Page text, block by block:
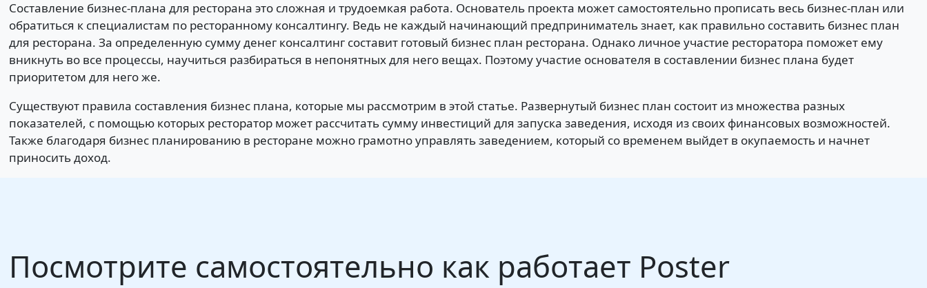
Составление бизнес-плана для ресторана это сложная и трудоемкая работа. Основатель проекта может самостоятельно прописать весь бизнес-план или
обратиться к специалистам по ресторанному консалтингу. Ведь не каждый начинающий предприниматель знает, как правильно составить бизнес план
для ресторана. За определенную сумму денег консалтинг составит готовый бизнес план ресторана. Однако личное участие ресторатора поможет ему
вникнуть во все процессы, научиться разбираться в непонятных для него вещах. Поэтому участие основателя в составлении бизнес плана будет
приоритетом для него же.
Существуют правила составления бизнес плана, которые мы рассмотрим в этой статье. Развернутый бизнес план состоит из множества разных
показателей, с помощью которых ресторатор может рассчитать сумму инвестиций для запуска заведения, исходя из своих финансовых возможностей.
Также благодаря бизнес планированию в ресторане можно грамотно управлять заведением, который со временем выйдет в окупаемость и начнет
приносить доход.
Посмотрите самостоятельно как работает Poster